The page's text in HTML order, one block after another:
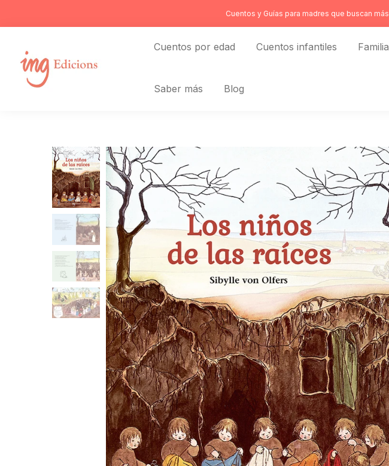
al
Cuentos y Guías para madres que buscan
Cuentos por edad Cuentos infantiles
Saber más Blog